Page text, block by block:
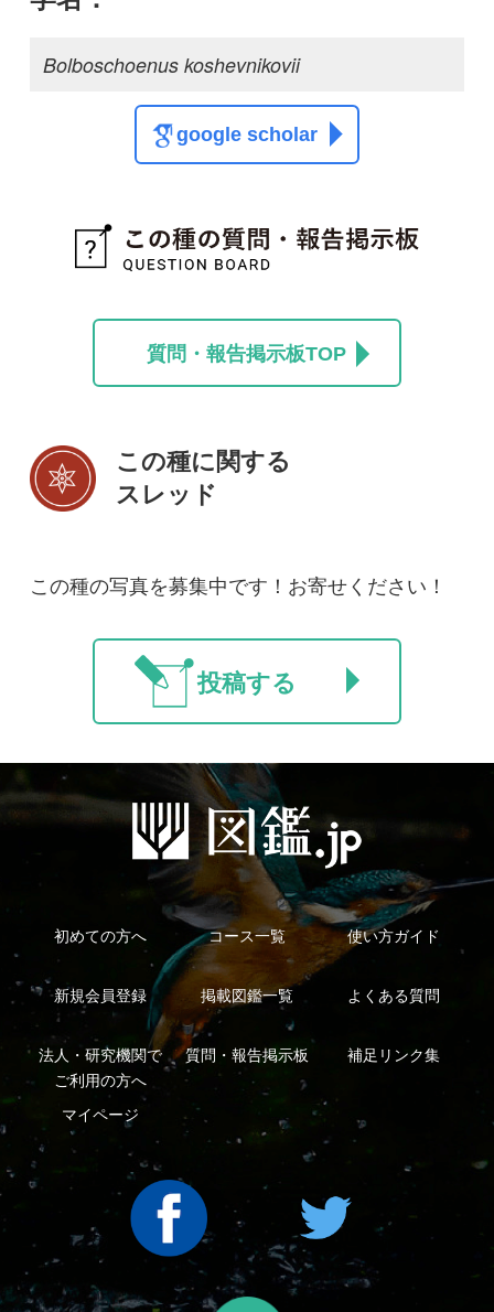
新規会員登録 掲載図鑑一覧 よくある質問
利用規約｜有料会員利用規約｜ お問い合わせ｜プライバ
特定商取引法に基づく表示｜運営会社｜インプレスグル
ープ
Copyright ©2016 Yama-kei Publishers co.,Ltd.
An impress Group Company. All rights reserved.